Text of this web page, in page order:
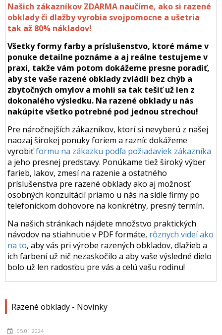
Razené obklady - Novinky
05.01.2024
Našich zákazníkov ZDARMA naučíme, ako si razené
obklady či dlažby vyrobia svojpomocne a ušetria
tak až 80% nákladov!
Všetky formy farby a príslušenstvo, ktoré máme v
ponuke detailne poznáme a aj reálne testujeme v
praxi, takže vám potom dokážeme presne poradiť,
aby ste vaše razené obklady zvládli bez chýb a
zbytočných omylov a mohli sa tak tešiť už len z
dokonalého výsledku. Na razené obklady u nás
nakúpite všetko potrebné pod jednou strechou!
Pre náročnejších zákazníkov, ktorí si nevyberú z našej
naozaj širokej ponuky foriem a razníc dokážeme
vyrobiťformu na zákazku podľa požiadaviek zákazníka
a jeho presnej predstavy. Ponúkame tiež široký výber
farieb, lakov, zmesí na razenie a ostatného
príslušenstva pre razené obklady ako aj možnosť
osobných konzultácií priamo u nás na sídle firmy po
telefonickom dohovore na konkrétny, presný termín.
Na našich stránkach nájdete množstvo praktických
návodov na stiahnutie v PDF formáte, rôznych videí ako
na to, aby vás pri výrobe razených obkladov, dlažieb a
ich farbení už nič nezaskočilo a aby vaše výsledné dielo
bolo už len radosťou pre vás a celú vašu rodinu!